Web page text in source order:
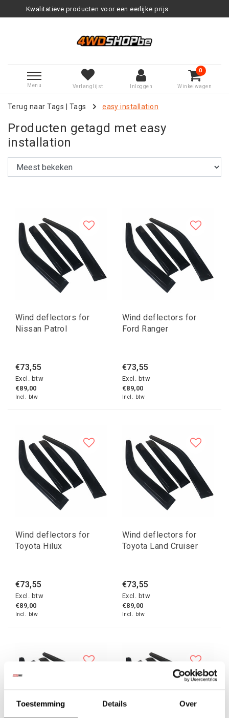
Toestemming Details Over
voor een eerlijke prijs
Menu Verlanglijst Inloggen
0
Winkelwagen
Terug naar Tags Tags easy installation
Producten getagd met easy
installation
Wind deflectors for
Nissan Patrol
€73,55
Excl. btw
€89,00
Incl. btw
Wind deflectors for
Ford Ranger
€73,55
Excl. btw
€89,00
Incl. btw
Wind deflectors for
Toyota Hilux
€73,55
Excl. btw
€89,00
Incl. btw
Wind deflectors for
Toyota Land Cruiser
€73,55
Excl. btw
€89,00
Incl. btw